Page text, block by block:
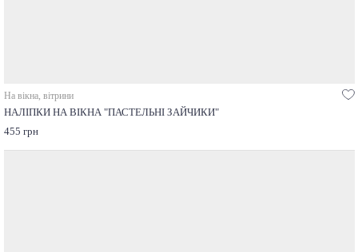
На вікна, вітрини
НАЛІПКИ НА ВІКНА "ПАСТЕЛЬНІ ЗАЙЧИКИ"
455 грн